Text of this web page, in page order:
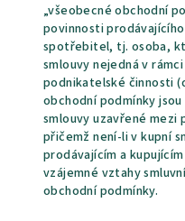
„všeobecné obchodní
povinnosti
spotřebitel, tj. osoba,
smlouvy nejedná v
podnikatelské činnosti
obchodní podmínky
smlouvy uzavřené mezi
přičemž není-li v kupní
prodávajícím a
vzájemné vztahy
obchodní podmínky.